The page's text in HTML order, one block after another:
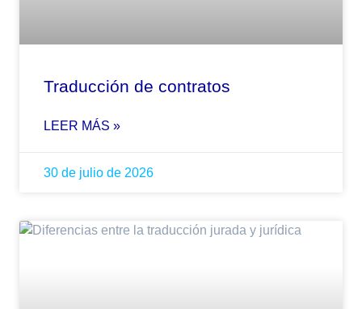
Traducción de contratos
LEER MÁS »
30 de julio de 2026